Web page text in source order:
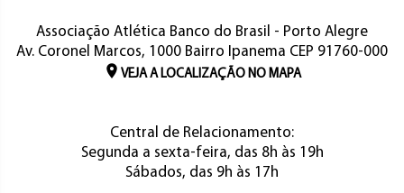
Associação Atlética Banco do Brasil - Porto Alegre
Av. Coronel Marcos, 1000 Bairro Ipanema CEP 91760-000
VEJA A LOCALIZAÇÃO NO MAPA
Central de Relacionamento:
Segunda a sexta-feira, das 8h às 19h
Sábados, das 9h às 17h